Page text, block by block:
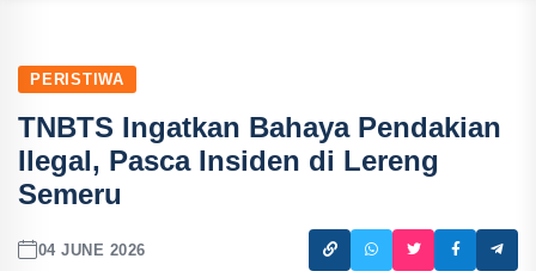
PERISTIWA
TNBTS Ingatkan Bahaya Pendakian
Ilegal, Pasca Insiden di Lereng
Semeru
04 JUNE 2026